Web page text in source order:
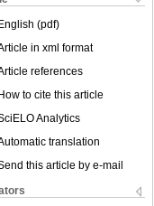
(pdf)
in xml format
references
to cite this article
Analytics
translation
this article by e-mail